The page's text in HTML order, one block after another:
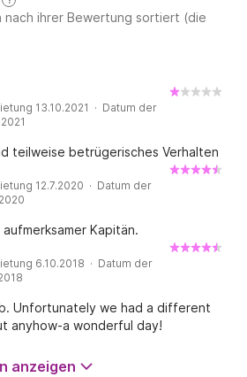
(bar bei Einschiffung
rund um die Îles de
d'Antibes + Îles de Lérins
von La Napoule nach Agay +
de Lérins (450 €)
Passagiere müssen schwimmen
nicht erlaubt.
ihrer Bewertung sortiert (die
13.10.2021 · Datum der
teilweise betrügerisches Verhalten
12.7.2020 · Datum der
Kapitän.
6.10.2018 · Datum der
Unfortunately we had a different
anyhow-a wonderful day!
anzeigen